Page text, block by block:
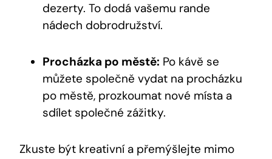
dezerty. To dodá vašemu rande
nádech dobrodružství.
Procházka po městě: Po kávě se
můžete společně vydat na procházku
po městě, prozkoumat nové místa a
sdílet společné zážitky.
Zkuste být kreativní a přemýšlejte mimo